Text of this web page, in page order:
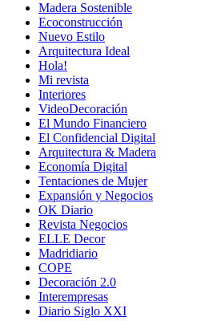
Madera Sostenible
Ecoconstrucción
Nuevo Estilo
Arquitectura Ideal
Hola!
Mi revista
Interiores
VideoDecoración
El Mundo Financiero
El Confidencial Digital
Arquitectura & Madera
Economía Digital
Tentaciones de Mujer
Expansión y Negocios
OK Diario
Revista Negocios
ELLE Decor
Madridiario
COPE
Decoración 2.0
Interempresas
Diario Siglo XXI